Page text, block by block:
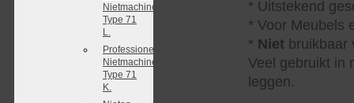
Nietmachine
Type 71
L.
Professionele
Nietmachine
Type 71
K.
* Uitstekend
* Voor Meubels
* Niet bruikbaar
Veel gebruikt in
leggen.